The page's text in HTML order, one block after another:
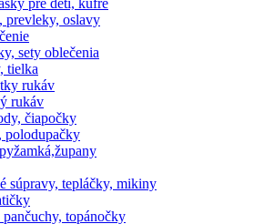
prevleky, oslavy
sety oblečenia
tielka
rukáv
rukáv
čiapočky
polodupačky
súpravy, tepláčky, mikiny
topánočky